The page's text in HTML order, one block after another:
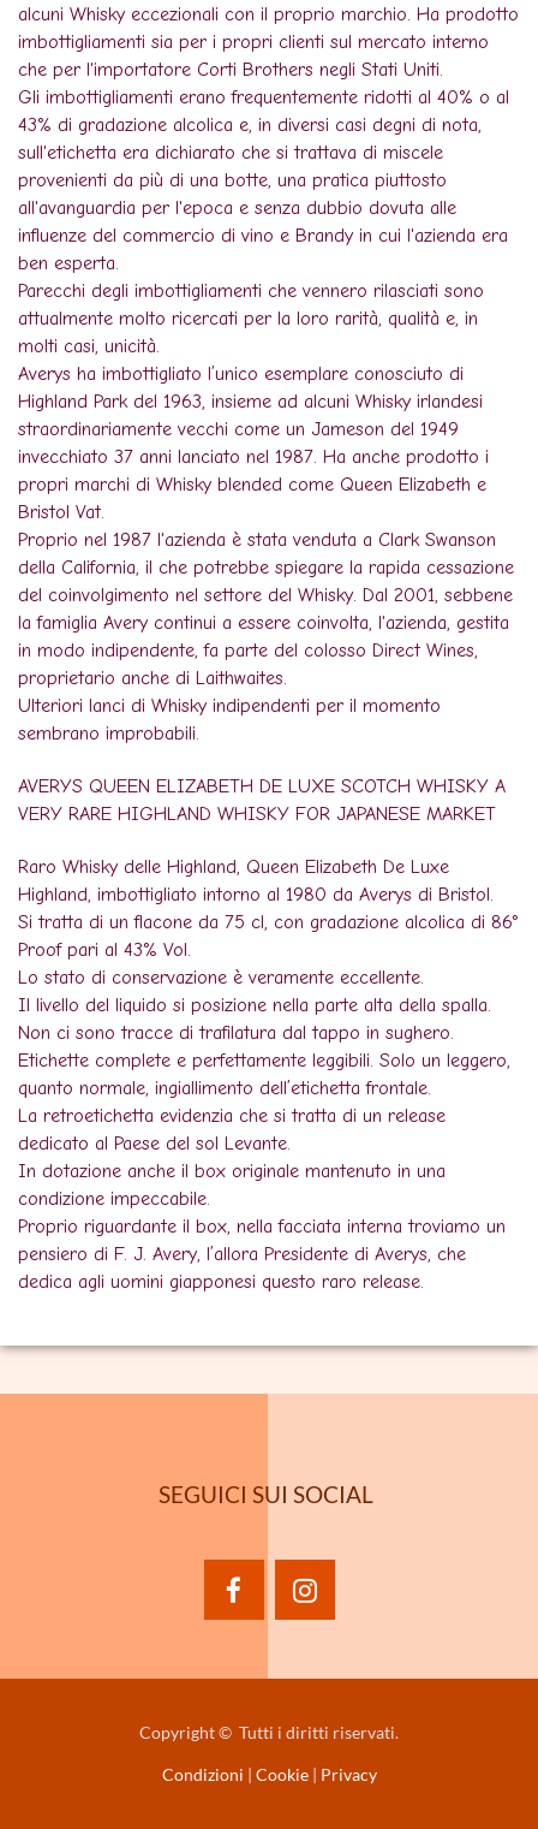
alcuni Whisky eccezionali con il proprio marchio. Ha prodotto
imbottigliamenti sia per i propri clienti sul mercato interno
che per l'importatore Corti Brothers negli Stati Uniti.
Gli imbottigliamenti erano frequentemente ridotti al 40% o al
43% di gradazione alcolica e, in diversi casi degni di nota,
sull'etichetta era dichiarato che si trattava di miscele
provenienti da più di una botte, una pratica piuttosto
all'avanguardia per l'epoca e senza dubbio dovuta alle
influenze del commercio di vino e Brandy in cui l'azienda era
ben esperta.
Parecchi degli imbottigliamenti che vennero rilasciati sono
attualmente molto ricercati per la loro rarità, qualità e, in
molti casi, unicità.
Averys ha imbottigliato l’unico esemplare conosciuto di
Highland Park del 1963, insieme ad alcuni Whisky irlandesi
straordinariamente vecchi come un Jameson del 1949
invecchiato 37 anni lanciato nel 1987. Ha anche prodotto i
propri marchi di Whisky blended come Queen Elizabeth e
Bristol Vat.
Proprio nel 1987 l'azienda è stata venduta a Clark Swanson
della California, il che potrebbe spiegare la rapida cessazione
del coinvolgimento nel settore del Whisky. Dal 2001, sebbene
la famiglia Avery continui a essere coinvolta, l'azienda, gestita
in modo indipendente, fa parte del colosso Direct Wines,
proprietario anche di Laithwaites.
Ulteriori lanci di Whisky indipendenti per il momento
sembrano improbabili.
AVERYS QUEEN ELIZABETH DE LUXE SCOTCH WHISKY A
VERY RARE HIGHLAND WHISKY FOR JAPANESE MARKET
Raro Whisky delle Highland, Queen Elizabeth De Luxe
Highland, imbottigliato intorno al 1980 da Averys di Bristol.
Si tratta di un flacone da 75 cl, con gradazione alcolica di 86°
Proof pari al 43% Vol.
Lo stato di conservazione è veramente eccellente.
Il livello del liquido si posizione nella parte alta della spalla.
Non ci sono tracce di trafilatura dal tappo in sughero.
Etichette complete e perfettamente leggibili. Solo un leggero,
quanto normale, ingiallimento dell’etichetta frontale.
La retroetichetta evidenzia che si tratta di un release
dedicato al Paese del sol Levante.
In dotazione anche il box originale mantenuto in una
condizione impeccabile.
Proprio riguardante il box, nella facciata interna troviamo un
pensiero di F. J. Avery, l’allora Presidente di Averys, che
dedica agli uomini giapponesi questo raro release.
SEGUICI SUI SOCIAL
facebookinstagram
Copyright © Tutti i diritti riservati.
Condizioni | Cookie| Privacy